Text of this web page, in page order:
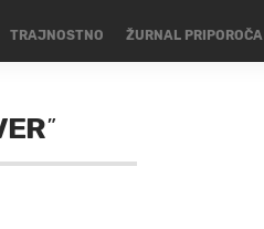
TRAJNOSTNO ŽURNAL PRIPOROČA
”